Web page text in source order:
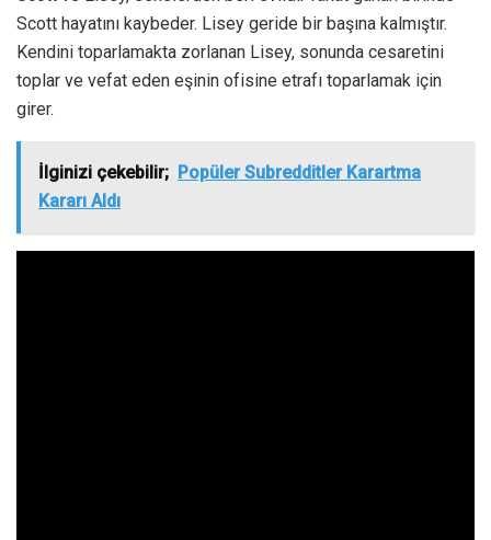
Scott hayatını kaybeder. Lisey geride bir başına kalmıştır.
Kendini toparlamakta zorlanan Lisey, sonunda cesaretini
toplar ve vefat eden eşinin ofisine etrafı toparlamak için
girer.
İlginizi çekebilir; Popüler Subredditler Karartma
Kararı Aldı